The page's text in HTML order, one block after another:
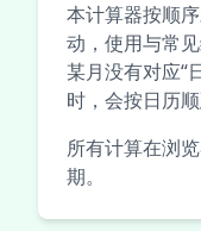
本计算器按顺
动，使用与常
某月没有对应“
时，会按日历
所有计算在浏
期。